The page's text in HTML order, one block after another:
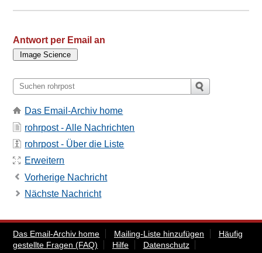
Antwort per Email an
Das Email-Archiv home
rohrpost - Alle Nachrichten
rohrpost - Über die Liste
Erweitern
Vorherige Nachricht
Nächste Nachricht
Das Email-Archiv home Mailing-Liste hinzufügen
Häufig
gestellte Fragen (FAQ)
Hilfe
Datenschutz